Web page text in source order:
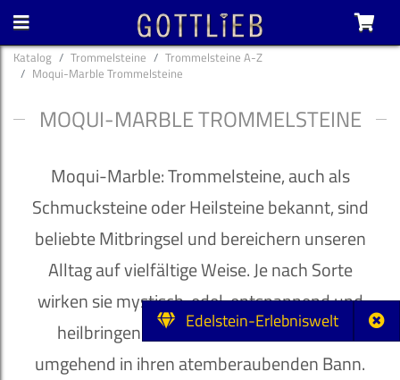
Edelstein-Erlebniswelt
Katalog Trommelsteine
Trommelsteine A-Z
Moqui-Marble Trommelsteine
MOQUI-MARBLE TROMMELSTEINE
Moqui-Marble: Trommelsteine, auch als
Schmucksteine oder Heilsteine bekannt, sind
beliebte Mitbringsel und bereichern unseren
Alltag auf vielfältige Weise. Je nach Sorte
wirken sie mystisch, edel, entspannend und
heilbringend und ziehen ihren Besitzer
umgehend in ihren atemberaubenden Bann.